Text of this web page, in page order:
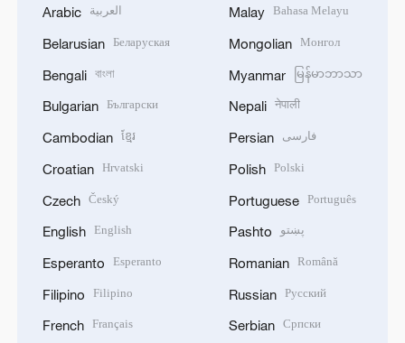
Arabic العربية
Belarusian Беларуская
Bengali বাংলা
Bulgarian Български
Cambodian ខ្មែរ
Croatian Hrvatski
Czech Český
English English
Esperanto Esperanto
Filipino Filipino
French Français
Malay Bahasa Melayu
Mongolian Монгол
Myanmar မြန်မာဘာသာ
Nepali नेपाली
Persian فارسی
Polish Polski
Portuguese Português
Pashto پښتو
Romanian Română
Russian Русский
Serbian Српски